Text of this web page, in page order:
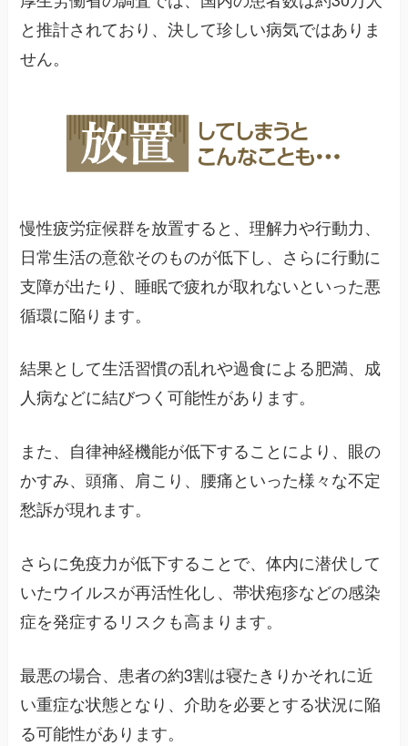
と推計されており、決して珍しい病気ではありま
せん。
慢性疲労症候群を放置すると、理解力や行動力、
日常生活の意欲そのものが低下し、さらに行動に
支障が出たり、睡眠で疲れが取れないといった悪
循環に陥ります。
結果として生活習慣の乱れや過食による肥満、成
人病などに結びつく可能性があります。
また、自律神経機能が低下することにより、眼の
かすみ、頭痛、肩こり、腰痛といった様々な不定
愁訴が現れます。
さらに免疫力が低下することで、体内に潜伏して
いたウイルスが再活性化し、帯状疱疹などの感染
症を発症するリスクも高まります。
最悪の場合、患者の約3割は寝たきりかそれに近
い重症な状態となり、介助を必要とする状況に陥
る可能性があります。